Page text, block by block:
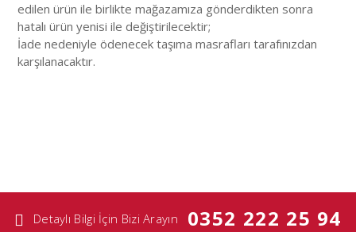
edilen ürün ile birlikte mağazamıza gönderdikten sonra
hatalı ürün yenisi ile değiştirilecektir;
İade nedeniyle ödenecek taşıma masrafları tarafınızdan
karşılanacaktır.
Detaylı Bilgi İçin Bizi Arayın 0352 222 25 94